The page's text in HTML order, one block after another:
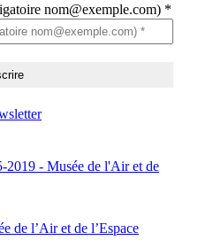
nom@exemple.com) *
de l’Air et de l’Espace